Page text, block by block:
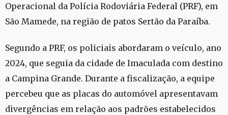
Operacional da Polícia Rodoviária Federal (PRF), em
São Mamede, na região de patos Sertão da Paraíba.
Segundo a PRF, os policiais abordaram o veículo, ano
2024, que seguia da cidade de Imaculada com destino
a Campina Grande. Durante a fiscalização, a equipe
percebeu que as placas do automóvel apresentavam
divergências em relação aos padrões estabelecidos